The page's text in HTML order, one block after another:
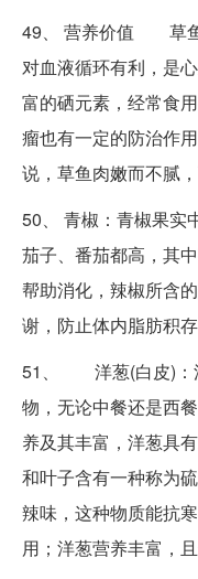
49、 营养价值 草鱼
对血液循环有利，是
富的硒元素，经常食
瘤也有一定的防治作
说，草鱼肉嫩而不腻
50、 青椒：青椒果实
茄子、番茄都高，其
帮助消化，辣椒所含
谢，防止体内脂肪积
51、 洋葱(白皮)：
物，无论中餐还是西
养及其丰富，洋葱具
和叶子含有一种称为
辣味，这种物质能抗
用；洋葱营养丰富，且